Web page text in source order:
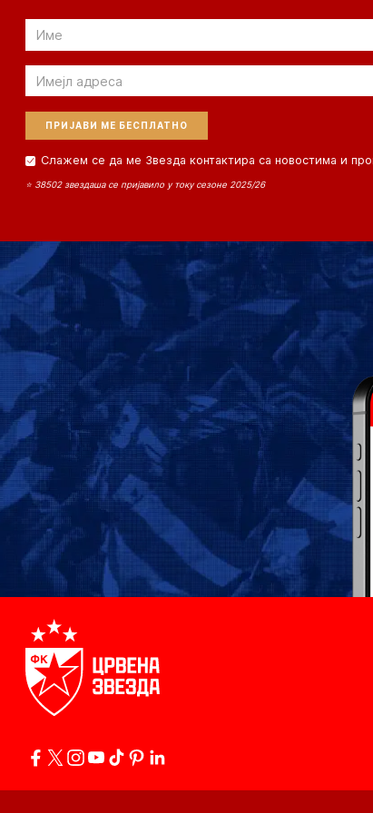
Email
Email
Слажем се да ме Звезда контактира са новостима и
⭐ 38502 звездаша се пријавило у току сезоне 2025/26